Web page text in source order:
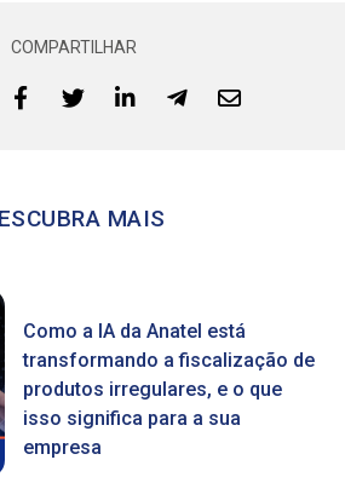
COMPARTILHAR
MAIS
Como a IA da Anatel está
transformando a fiscalização de
produtos irregulares, e o que
isso significa para a sua
empresa